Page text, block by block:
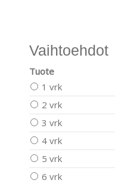
Vaihtoehdot
Tuote
1 vrk
2 vrk
3 vrk
4 vrk
5 vrk
6 vrk